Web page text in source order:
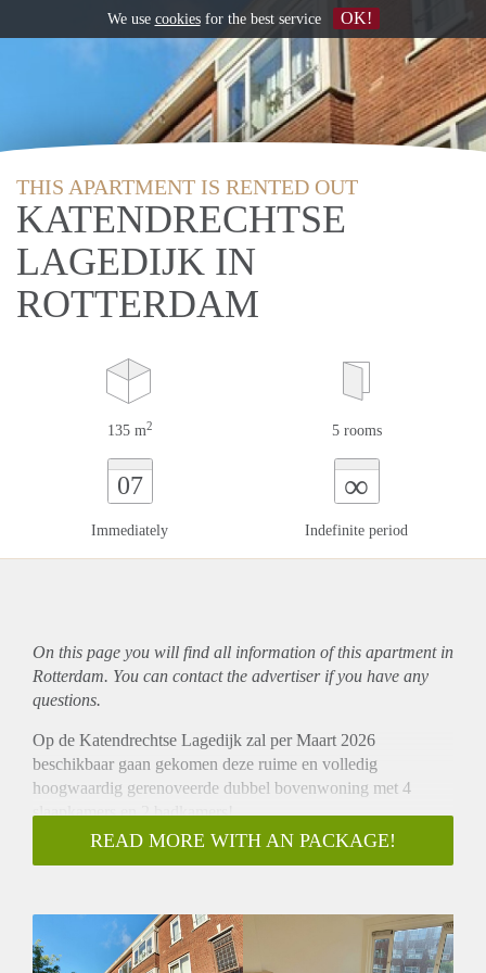
THIS APARTMENT IS RENTED OUT
KATENDRECHTSE
LAGEDIJK IN
ROTTERDAM
135 m2 5 rooms
07
Immediately
∞
Indefinite period
On this page you will find all information of this apartmentin
Rotterdam. You can contact the advertiser if you have any
questions.
Op de Katendrechtse Lagedijk zal per Maart 2026
beschikbaar gaan gekomen deze ruime en volledig
hoogwaardig gerenoveerde dubbel bovenwoning met 4
slaapkamers en 2 badkamers!
De woning is geschikt een groep delende vrienden /
vriendinnen welke afstuderend of net werkende zijn.
Belangrijk is daarin dat de groep elkaar aantoonbaar al langer
kent en de intentie heeft om minimaal 24 maanden
READ MORE WITH AN PACKAGE!
We use cookiesfor the best service OK!